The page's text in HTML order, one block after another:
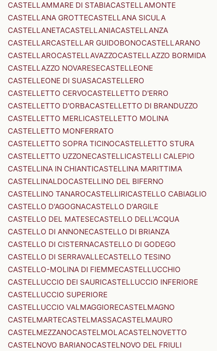
CASTELLAMMARE DI STABIACASTELLAMONTE
CASTELLANA GROTTECASTELLANA SICULA
CASTELLANETACASTELLANIACASTELLANZA
CASTELLARCASTELLAR GUIDOBONOCASTELLARANO
CASTELLAROCASTELLAVAZZOCASTELLAZZO BORMIDA
CASTELLAZZO NOVARESECASTELLEONE
CASTELLEONE DI SUASACASTELLERO
CASTELLETTO CERVOCASTELLETTO D'ERRO
CASTELLETTO D'ORBACASTELLETTO DI BRANDUZZO
CASTELLETTO MERLICASTELLETTO MOLINA
CASTELLETTO MONFERRATO
CASTELLETTO SOPRA TICINOCASTELLETTO STURA
CASTELLETTO UZZONECASTELLICASTELLI CALEPIO
CASTELLINA IN CHIANTICASTELLINA MARITTIMA
CASTELLINALDOCASTELLINO DEL BIFERNO
CASTELLINO TANAROCASTELLIRICASTELLO CABIAGLIO
CASTELLO D'AGOGNACASTELLO D'ARGILE
CASTELLO DEL MATESECASTELLO DELL'ACQUA
CASTELLO DI ANNONECASTELLO DI BRIANZA
CASTELLO DI CISTERNACASTELLO DI GODEGO
CASTELLO DI SERRAVALLECASTELLO TESINO
CASTELLO-MOLINA DI FIEMMECASTELLUCCHIO
CASTELLUCCIO DEI SAURICASTELLUCCIO INFERIORE
CASTELLUCCIO SUPERIORE
CASTELLUCCIO VALMAGGIORECASTELMAGNO
CASTELMARTECASTELMASSACASTELMAURO
CASTELMEZZANOCASTELMOLACASTELNOVETTO
CASTELNOVO BARIANOCASTELNOVO DEL FRIULI